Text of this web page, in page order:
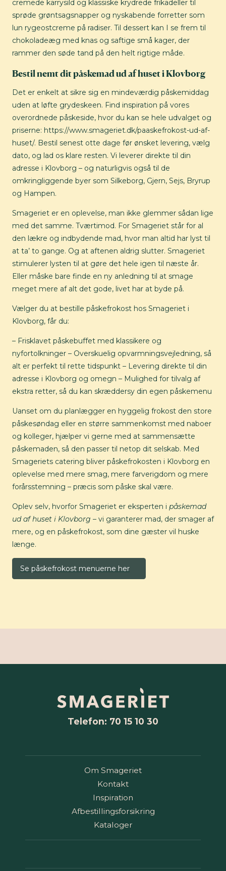
cremede karrysild og klassiske krydrede frikadeller til
sprøde grøntsagsnapper og nyskabende forretter som
lun rygeostcreme på radiser. Til dessert kan I se frem til
chokoladeæg med knas og saftige små kager, der
rammer den søde tand på den helt rigtige måde.
Bestil nemt dit påskemad ud af huset i Klovborg
Det er enkelt at sikre sig en mindeværdig påskemiddag
uden at løfte grydeskeen. Find inspiration på vores
overordnede påskeside, hvor du kan se hele udvalget og
priserne: https://www.smageriet.dk/paaskefrokost-ud-af-
huset/. Bestil senest otte dage før ønsket levering, vælg
dato, og lad os klare resten. Vi leverer direkte til din
adresse i Klovborg – og naturligvis også til de
omkringliggende byer som Silkeborg, Gjern, Sejs, Bryrup
og Hampen.
Smageriet er en oplevelse, man ikke glemmer sådan lige
med det samme. Tværtimod. For Smageriet står for al
den lækre og indbydende mad, hvor man altid har lyst til
at ta’ to gange. Og at aftenen aldrig slutter. Smageriet
stimulerer lysten til at gøre det hele igen til næste år.
Eller måske bare finde en ny anledning til at smage
meget mere af alt det gode, livet har at byde på.
Vælger du at bestille påskefrokost hos Smageriet i
Klovborg, får du:
– Frisklavet påskebuffet med klassikere og
nyfortolkninger – Overskuelig opvarmningsvejledning, så
alt er perfekt til rette tidspunkt – Levering direkte til din
adresse i Klovborg og omegn – Mulighed for tilvalg af
ekstra retter, så du kan skræddersy din egen påskemenu
Uanset om du planlægger en hyggelig frokost den store
påskesøndag eller en større sammenkomst med naboer
og kolleger, hjælper vi gerne med at sammensætte
påskemaden, så den passer til netop dit selskab. Med
Smageriets catering bliver påskefrokosten i Klovborg en
oplevelse med mere smag, mere farverigdom og mere
forårsstemning – præcis som påske skal være.
Oplev selv, hvorfor Smageriet er eksperten i påskemad
ud af huset i Klovborg – vi garanterer mad, der smager af
mere, og en påskefrokost, som dine gæster vil huske
længe.
Se påskefrokost menuerne her
Telefon: 70 15 10 30
Om Smageriet
Kontakt
Inspiration
Afbestillingsforsikring
Kataloger